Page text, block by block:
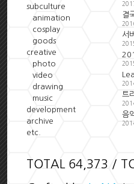
subculture
animation
cosplay
goods
creative
photo
video
drawing
music
development
archive
etc.
결
서
트
음
TOTAL 64,373 /